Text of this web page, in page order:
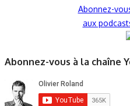
Abonnez-
aux
Abonnez-vous à la chaîne